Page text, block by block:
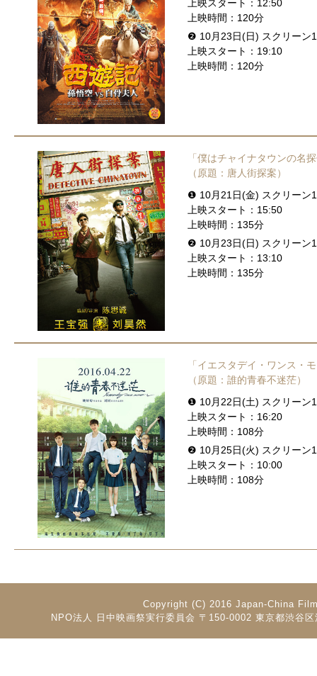
上映スタート：12:50
上映時間：120分
❷ 10月23日(日) スクリーン1
上映スタート：19:10
上映時間：120分
「僕はチャイナタウンの名
（原題：唐人街探案）
❶ 10月21日(金) スクリーン1
上映スタート：15:50
上映時間：135分
❷ 10月23日(日) スクリーン1
上映スタート：13:10
上映時間：135分
「イエスタデイ・ワンス・
（原題：誰的青春不迷茫）
❶ 10月22日(土) スクリーン1
上映スタート：16:20
上映時間：108分
❷ 10月25日(火) スクリーン1
上映スタート：10:00
上映時間：108分
Copyright (C) 2016 Japan-China
NPO法人 日中映画祭実行委員会 〒150-0002 東京都渋